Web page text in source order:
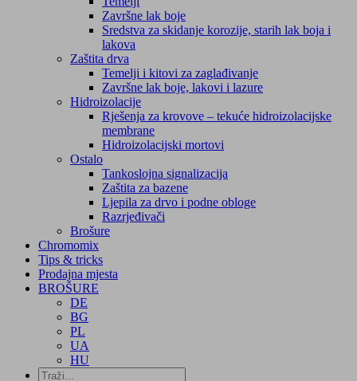
Završne lak boje
Sredstva za skidanje korozije, starih lak boja i
lakova
Zaštita drva
Temelji i kitovi za zaglađivanje
Završne lak boje, lakovi i lazure
Hidroizolacije
Rješenja za krovove – tekuće hidroizolacijske
membrane
Hidroizolacijski mortovi
Ostalo
Tankoslojna signalizacija
Zaštita za bazene
Ljepila za drvo i podne obloge
Razrjeđivači
Brošure
Chromomix
Tips & tricks
Prodajna mjesta
BROŠURE
DE
BG
PL
UA
HU
Traži...